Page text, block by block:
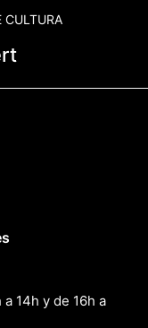
14h y de 16h a